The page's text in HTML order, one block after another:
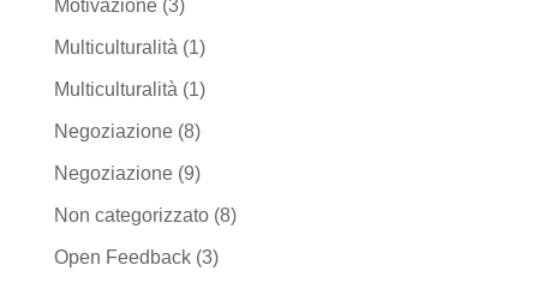
Motivazione(3)
Multiculturalità (1)
Multiculturalità (1)
Negoziazione(8)
Negoziazione(9)
Non categorizzato(8)
Open Feedback(3)